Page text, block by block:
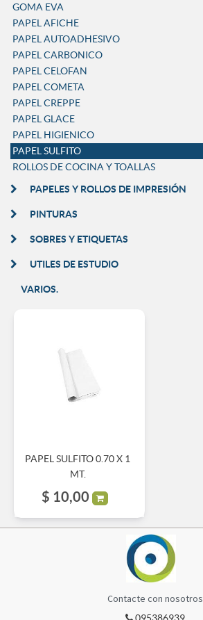
GOMA EVA
PAPEL AFICHE
PAPEL AUTOADHESIVO
PAPEL CARBONICO
PAPEL CELOFAN
PAPEL COMETA
PAPEL CREPPE
PAPEL GLACE
PAPEL HIGIENICO
PAPEL SULFITO
ROLLOS DE COCINA Y TOALLAS
PAPELES Y ROLLOS DE IMPRESIÓN
PINTURAS
SOBRES Y ETIQUETAS
UTILES DE ESTUDIO
VARIOS.
PAPEL SULFITO 0.70 X 1
MT.
$ 10,00
Contacte con nosotros